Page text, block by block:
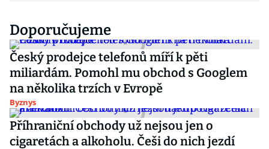
Doporučujeme
Český prodejce telefonů míří k pěti
miliardám. Pomohl mu obchod s Googlem
na několika trzích v Evropě
Byznys
Příhraniční obchody už nejsou jen o
cigaretách a alkoholu. Češi do nich jezdí